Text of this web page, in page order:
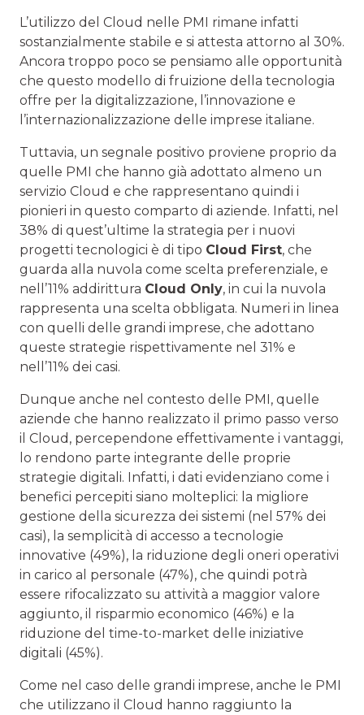
L’utilizzo del Cloud nelle PMI rimane infatti
sostanzialmente stabile e si attesta attorno al 30%.
Ancora troppo poco se pensiamo alle opportunità
che questo modello di fruizione della tecnologia
offre per la digitalizzazione, l’innovazione e
l’internazionalizzazione delle imprese italiane.
Tuttavia, un segnale positivo proviene proprio da
quelle PMI che hanno già adottato almeno un
servizio Cloud e che rappresentano quindi i
pionieri in questo comparto di aziende. Infatti, nel
38% di quest’ultime la strategia per i nuovi
progetti tecnologici è di tipo Cloud First, che
guarda alla nuvola come scelta preferenziale, e
nell’11% addirittura Cloud Only, in cui la nuvola
rappresenta una scelta obbligata. Numeri in linea
con quelli delle grandi imprese, che adottano
queste strategie rispettivamente nel 31% e
nell’11% dei casi.
Dunque anche nel contesto delle PMI, quelle
aziende che hanno realizzato il primo passo verso
il Cloud, percependone effettivamente i vantaggi,
lo rendono parte integrante delle proprie
strategie digitali. Infatti, i dati evidenziano come i
benefici percepiti siano molteplici: la migliore
gestione della sicurezza dei sistemi (nel 57% dei
casi), la semplicità di accesso a tecnologie
innovative (49%), la riduzione degli oneri operativi
in carico al personale (47%), che quindi potrà
essere rifocalizzato su attività a maggior valore
aggiunto, il risparmio economico (46%) e la
riduzione del time-to-market delle iniziative
digitali (45%).
Come nel caso delle grandi imprese, anche le PMI
che utilizzano il Cloud hanno raggiunto la